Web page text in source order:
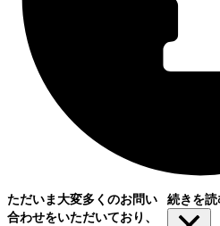
ただいま大変多くのお問い
合わせをいただいており、
続きを読